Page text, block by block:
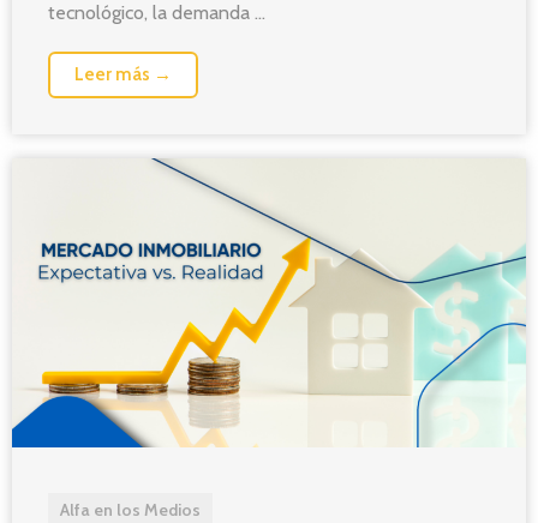
tecnológico, la demanda ...
Leer más →
Alfa en los Medios